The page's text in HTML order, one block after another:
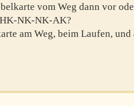
vom Weg dann vor
NK-NK-AK?
am Weg, beim Laufen, und